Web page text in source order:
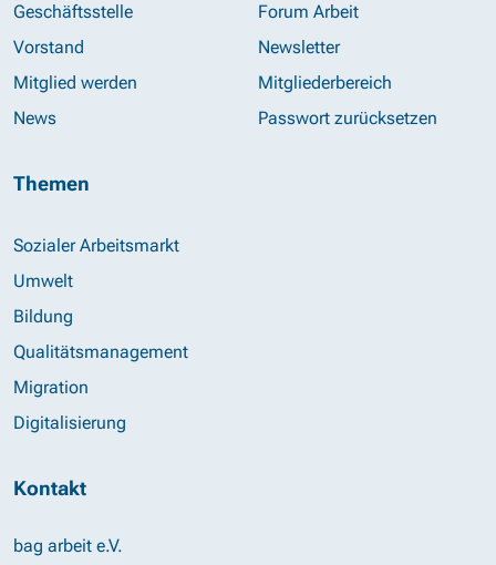
Geschäftsstelle
Vorstand
Mitglied werden
News
Forum Arbeit
Newsletter
Mitgliederbereich
Passwort zurücksetzen
Themen
Sozialer Arbeitsmarkt
Umwelt
Bildung
Qualitätsmanagement
Migration
Digitalisierung
Kontakt
bag arbeit e.V.